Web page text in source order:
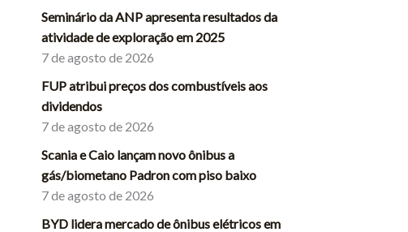
Seminário da ANP apresenta resultados da
atividade de exploração em 2025
7 de agosto de 2026
FUP atribui preços dos combustíveis aos
dividendos
7 de agosto de 2026
Scania e Caio lançam novo ônibus a
gás/biometano Padron com piso baixo
7 de agosto de 2026
BYD lidera mercado de ônibus elétricos em